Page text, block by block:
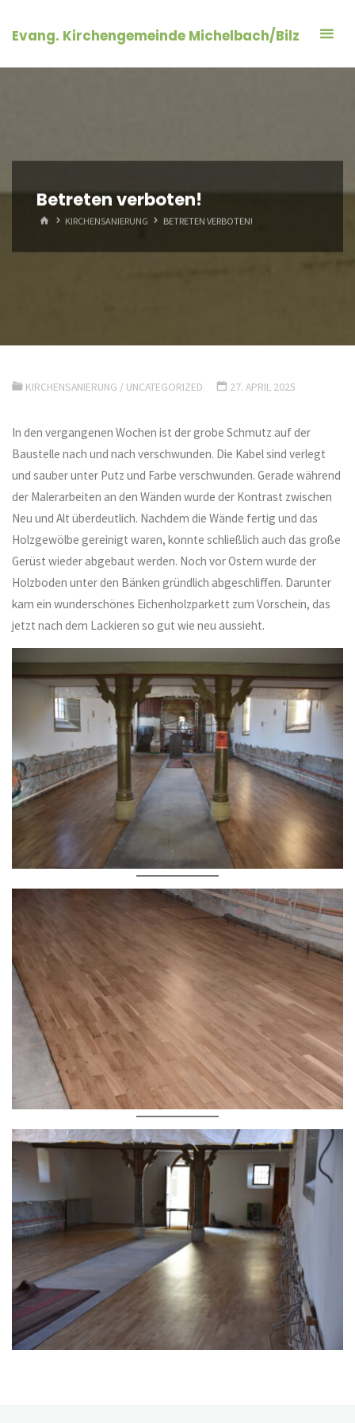
InhaltEvang. Kirchengemeinde Michelbach/Bilz
Betreten verboten!
STARTKIRCHENSANIERUNG BETRETEN VERBOTEN!
KIRCHENSANIERUNG / UNCATEGORIZED 27. APRIL 2025
In den vergangenen Wochen ist der grobe Schmutz auf der
Baustelle nach und nach verschwunden. Die Kabel sind verlegt
und sauber unter Putz und Farbe verschwunden. Gerade während
der Malerarbeiten an den Wänden wurde der Kontrast zwischen
Neu und Alt überdeutlich. Nachdem die Wände fertig und das
Holzgewölbe gereinigt waren, konnte schließlich auch das große
Gerüst wieder abgebaut werden. Noch vor Ostern wurde der
Holzboden unter den Bänken gründlich abgeschliffen. Darunter
kam ein wunderschönes Eichenholzparkett zum Vorschein, das
jetzt nach dem Lackieren so gut wie neu aussieht.